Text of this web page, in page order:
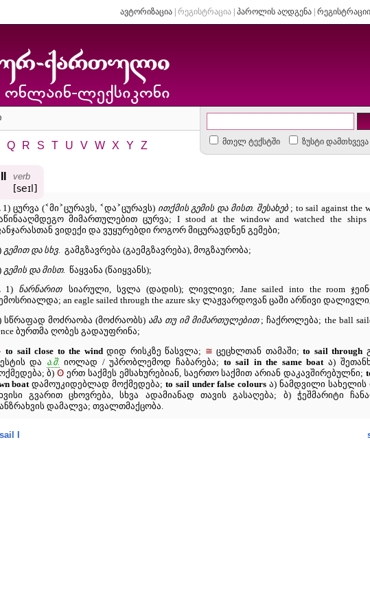
ავტორიზაცია| რეგისტრაცია| პაროლის აღდგენა|
მთელ ტექსტში ზუსტი დამთხვევა
Q R S T U V W X Y Z
verb
[seɪl]
1) ცურვა (˂მი˃ცურავს, ˂და˃ცურავს) ითქმის გემის და მისთ. შესახებ ; to sail against the
მიმართულებით ცურვა; I stood at the window and watched the ships
ვიდექი და ვუყურებდი როგორ მიცურავდნენ გემები;
გემით და სხვ. გამგზავრება (გაემგზავრება), მოგზაურობა;
გემის და მისთ. წაყვანა (წაიყვანს);
1) ნარნარით
სიარული, სვლა (დადის); ლივლივი; Jane sailed into the room
an eagle sailed through the azure sky ლაჟვარდოვან ცაში არწივი
სწრაფად მოძრაობა (მოძრაობს) ამა თუ იმ მიმართულებით ; ჩაქროლება; the ball
ბურთმა ღობეს გადაუფრინა;
to sail close to the windდიდ რისკზე წასვლა; ≅ ცეცხლთან თამაში;to sail through
და ა.შ. იოლად / უპრობლემოდ ჩაბარება; to sail in the same boatა)
ბ)ʘ ერთ საქმეს ემსახურებიან, საერთო საქმით არიან დაკავშირებულნი;
boatდამოუკიდებლად მოქმედება; to sail under false colours ა) ნამდვილი სახელის
გვარით ცხოვრება, სხვა ადამიანად თავის გასაღება; ბ) ჭეშმარიტი
დამალვა; თვალთმაქცობა.
sail I